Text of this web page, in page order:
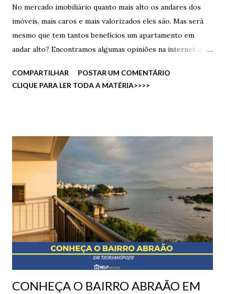
No mercado imobiliário quanto mais alto os andares dos
imóveis, mais caros e mais valorizados eles são. Mas será
mesmo que tem tantos benefícios um apartamento em
andar alto? Encontramos algumas opiniões na internet que
andar alto, a sensação de ver toda a cidade e até dar uma
espiada em como está o trânsito sem ter que olhar nenhum
corredores, também sem salões de festas, playgrounds e
salões de jogos acaba sendo raro ter barulho de crianças
brincando, a não ser que o vizinho tenha muitos filhos. E
quem mora nos andares mais altos de um apartamento tem
menos efeito na estrutura do imóvel pois recebem menos
impacto de encanamento e pressão da água, por exemplo,
adiando o número de reformas no imóvel. Afinal, até agora
só temos prós em poder morar em andares altos! E...
COMPARTILHAR
POSTAR UM COMENTÁRIO
CLIQUE PARA LER TODA A MATÉRIA>>>>
CONHEÇA O BAIRRO ABRAÃO EM